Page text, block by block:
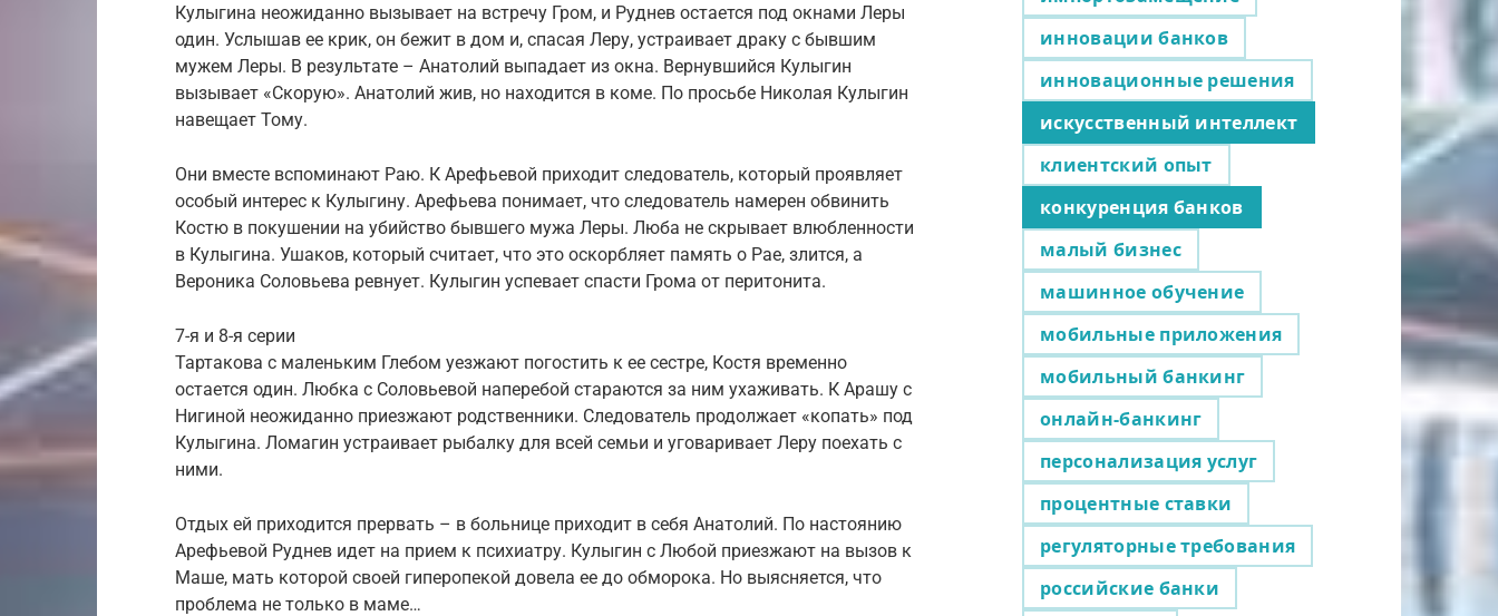
Кулыгина неожиданно вызывает на встречу Гром, и Руднев остается под окнами Леры
один. Услышав ее крик, он бежит в дом и, спасая Леру, устраивает драку с бывшим
мужем Леры. В результате – Анатолий выпадает из окна. Вернувшийся Кулыгин
вызывает «Скорую». Анатолий жив, но находится в коме. По просьбе Николая Кулыгин
навещает Тому.
Они вместе вспоминают Раю. К Арефьевой приходит следователь, который проявляет
особый интерес к Кулыгину. Арефьева понимает, что следователь намерен обвинить
Костю в покушении на убийство бывшего мужа Леры. Люба не скрывает влюбленности
в Кулыгина. Ушаков, который считает, что это оскорбляет память о Рае, злится, а
Вероника Соловьева ревнует. Кулыгин успевает спасти Грома от перитонита.
7-я и 8-я серии
Тартакова с маленьким Глебом уезжают погостить к ее сестре, Костя временно
остается один. Любка с Соловьевой наперебой стараются за ним ухаживать. К Арашу с
Нигиной неожиданно приезжают родственники. Следователь продолжает «копать» под
Кулыгина. Ломагин устраивает рыбалку для всей семьи и уговаривает Леру поехать с
ними.
Отдых ей приходится прервать – в больнице приходит в себя Анатолий. По настоянию
Арефьевой Руднев идет на прием к психиатру. Кулыгин с Любой приезжают на вызов к
Маше, мать которой своей гиперопекой довела ее до обморока. Но выясняется, что
проблема не только в маме…
инновации банков
инновационные решения
искусственный интеллект
клиентский опыт
конкуренция банков
малый бизнес
машинное обучение
мобильные приложения
мобильный банкинг
онлайн-банкинг
персонализация услуг
процентные ставки
регуляторные требования
российские банки